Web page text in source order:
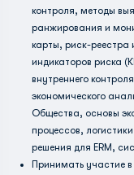
контроля, методы
ранжирования и
карты, риск-реестра
индикаторов риска
внутреннего
экономического
Общества, основы
процессов,
решения для ЕRМ,
Принимать участие